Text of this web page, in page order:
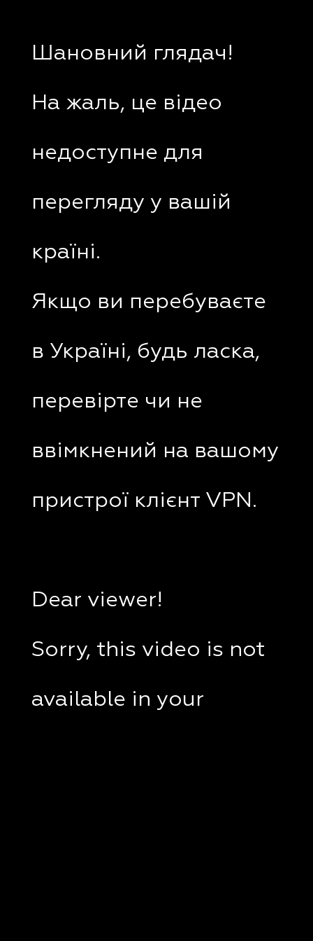
Шановний глядач!
На жаль, це відео
недоступне для
перегляду у вашій
країні.
Якщо ви перебуваєте
в Україні, будь ласка,
перевірте чи не
ввімкнений на вашому
пристрої клієнт VPN.
Dear viewer!
Sorry, this video is not
available in your